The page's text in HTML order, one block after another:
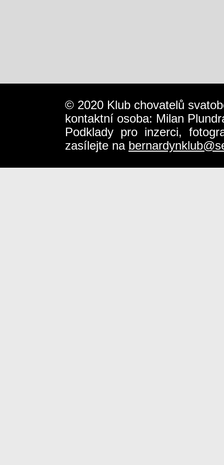
© 2020 Klub chovatelů
kontaktní osoba: Milan
Podklady pro inzerci,
zasílejte na